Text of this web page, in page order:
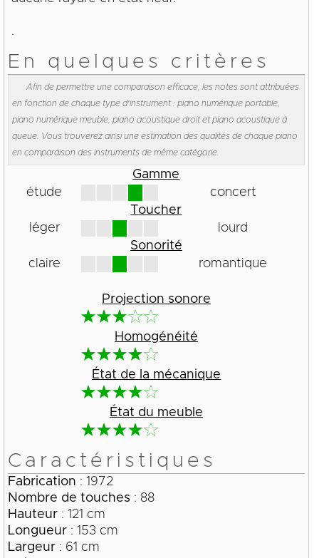
.
En quelques critères
Afin de permettre une comparaison efficace, les notes sont attribuées
en fonction de chaque type d'instrument : piano numérique portable,
piano numérique meuble, piano acoustique droit et piano acoustique à
queue. Vous trouverez ainsi une estimation des qualités de chaque piano
en comparaison des instruments de même catégorie.
Gamme
étude
concert
Toucher
léger
lourd
Sonorité
claire
romantique
Projection sonore
Homogénéité
État de la mécanique
État du meuble
Caractéristiques
Fabrication : 1972
Nombre de touches : 88
Hauteur: 121 cm
Longueur: 153 cm
Largeur: 61 cm